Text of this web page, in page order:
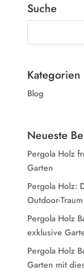
Suche
Kategorien
Blog
Neueste
Pergola Holz
Garten
Pergola Holz:
Outdoor-
Pergola Holz
exklusive
Pergola Holz
Garten mit